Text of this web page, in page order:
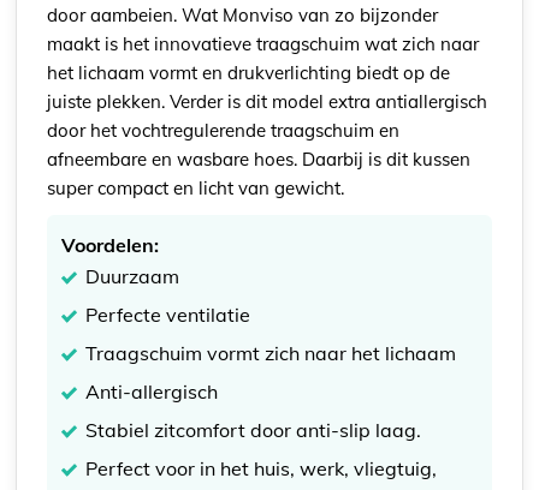
door aambeien. Wat Monviso van zo bijzonder
maakt is het innovatieve traagschuim wat zich naar
het lichaam vormt en drukverlichting biedt op de
juiste plekken. Verder is dit model extra antiallergisch
door het vochtregulerende traagschuim en
afneembare en wasbare hoes. Daarbij is dit kussen
super compact en licht van gewicht.
Voordelen:
Duurzaam
Perfecte ventilatie
Traagschuim vormt zich naar het lichaam
Anti-allergisch
Stabiel zitcomfort door anti-slip laag.
Perfect voor in het huis, werk, vliegtuig,